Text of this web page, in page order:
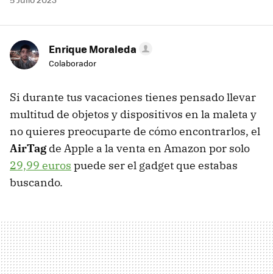
Enrique Moraleda
Colaborador
Si durante tus vacaciones tienes pensado llevar
multitud de objetos y dispositivos en la maleta y
no quieres preocuparte de cómo encontrarlos, el
AirTagde Apple a la venta en Amazon por solo
29,99 euros puede ser el gadget que estabas
buscando.